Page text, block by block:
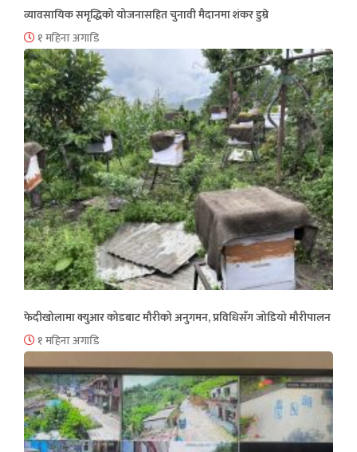
व्यावसायिक समृद्धिको योजनासहित चुनावी मैदानमा शंकर डुम्रे
१ महिना अगाडि
फेदीखोलामा क्युआर कोडबाट मौरीको अनुगमन, प्रविधिसँग जोडियो मौरीपालन
१ महिना अगाडि